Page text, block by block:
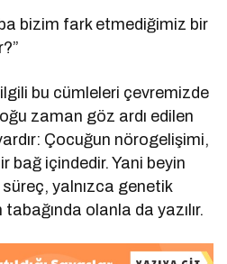
bizim fark etmediğimiz bir
bu cümleleri çevremizde
zaman göz ardı edilen
Çocuğun nörogelişimi,
bağ içindedir. Yani beyin
yalnızca genetik
olanla da yazılır.